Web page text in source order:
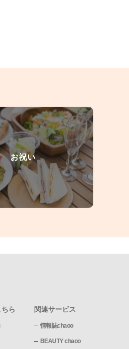
お祝い
ら 関連サービス
情報誌chaoo
BEAUTY chaoo